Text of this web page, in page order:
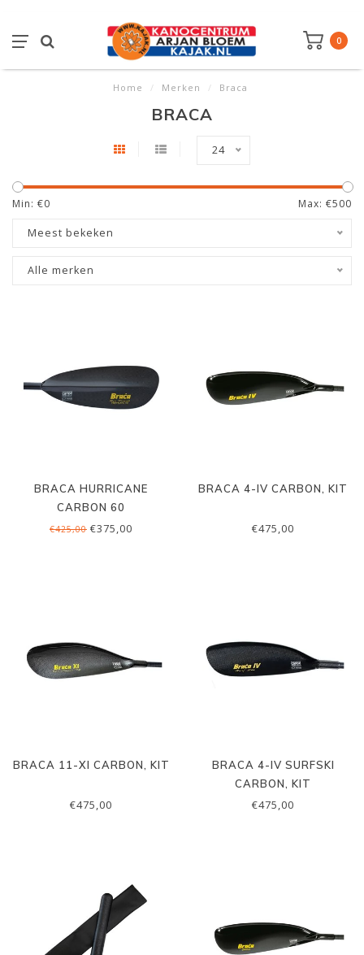
0
Home / Merken / Braca
BRACA
24
Min: €0 Max: €500
Meest bekeken
Alle merken
BRACA HURRICANE
CARBON 60
€425,00 €375,00
BRACA 4-IV CARBON, KIT
€475,00
BRACA 11-XI CARBON, KIT
€475,00
BRACA 4-IV SURFSKI
CARBON, KIT
€475,00